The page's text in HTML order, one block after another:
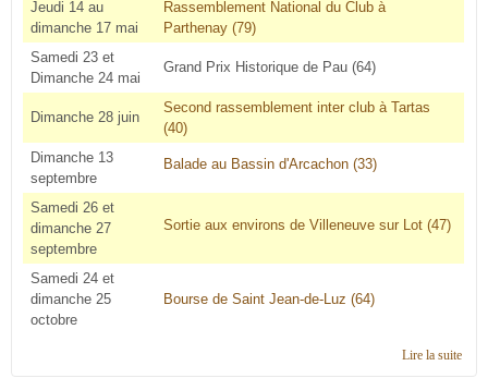
Jeudi 14 au
dimanche 17 mai
Rassemblement National du Club à
Parthenay (79)
Samedi 23 et
Dimanche 24 mai
Grand Prix Historique de Pau (64)
Dimanche 28 juin
Second rassemblement inter club à Tartas
(40)
Dimanche 13
septembre
Balade au Bassin d'Arcachon (33)
Samedi 26 et
dimanche 27
septembre
Sortie aux environs de Villeneuve sur Lot(47)
Samedi 24 et
dimanche 25
octobre
Bourse de Saint Jean-de-Luz (64)
Lire la suitede